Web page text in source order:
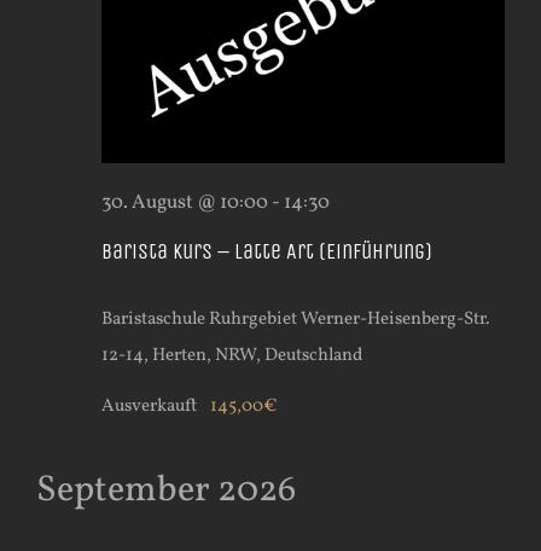
Barista Kurs – Latte Art (Einführung)
30. August @ 10:00- 14:30
Baristaschule RuhrgebietWerner-Heisenberg-Str.
12-14, Herten, NRW, Deutschland
Ausverkauft 145,00€
September 2026